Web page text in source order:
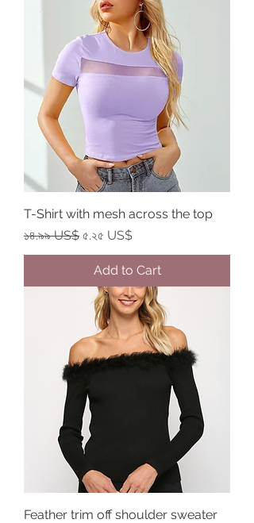
T-Shirt with mesh across the top
Regular Price
১৪.৯৯ US$ Sale Price
৫.২৫ US$
Add to Cart
Feather trim off shoulder sweater